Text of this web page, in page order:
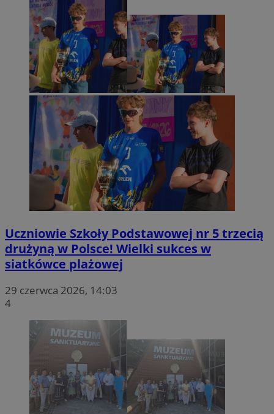
Uczniowie Szkoły Podstawowej nr 5 trzecią
drużyną w Polsce! Wielki sukces w
siatkówce plażowej
29 czerwca 2026, 14:03
4